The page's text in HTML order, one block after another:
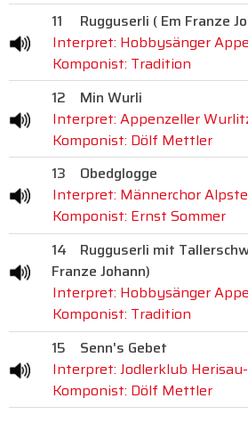
11
Rugguserli ( Em Franze
Interpret: Hobbysänger
Komponist: Tradition
12
Min Wurli
Interpret: Appenzeller
Komponist: Dölf Mettler
13
Obedglogge
Interpret: Männerchor
Komponist: Ernst Sommer
14
Rugguserli mit
Franze Johann)
Interpret: Hobbysänger
Komponist: Tradition
15
Senn's Gebet
Interpret: Jodlerklub
Komponist: Dölf Mettler